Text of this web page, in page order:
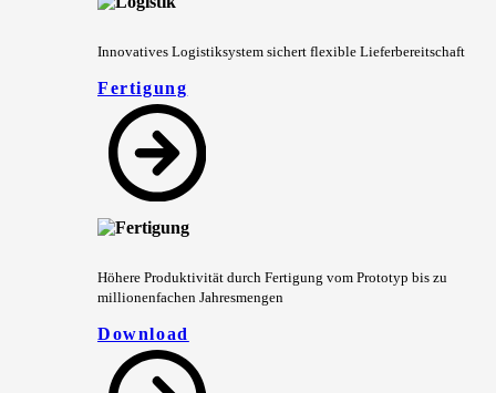
Innovatives Logistiksystem sichert flexible Lieferbereitschaft
Fertigung
Höhere Produktivität durch Fertigung vom Prototyp bis zu
millionenfachen Jahresmengen
Download